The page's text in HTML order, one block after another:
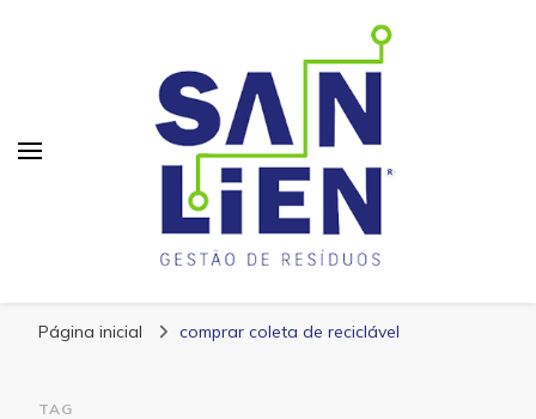
Página inicial comprar coleta de reciclável
TAG